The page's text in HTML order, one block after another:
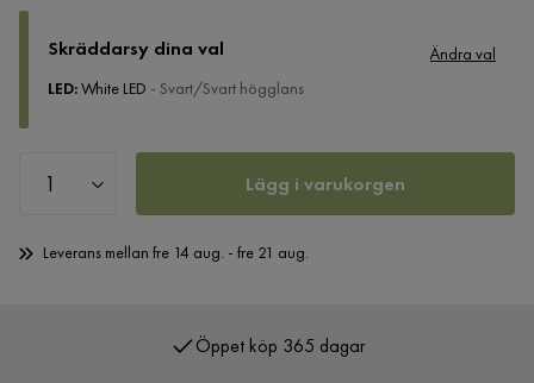
Skräddarsy dina val
Ändra val
LED:White LED - Svart/Svart högglans
Lägg i varukorgen
Leverans mellan fre 14 aug. - fre 21 aug.
Över 400 000 nöjda kunder